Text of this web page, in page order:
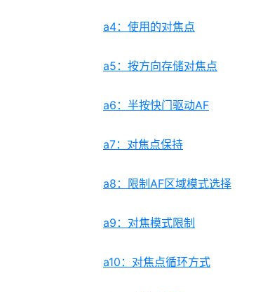
a4：使用的对焦点
a5：按方向存储对焦点
a6：半按快门驱动AF
a7：对焦点保持
a8：限制AF区域模式选择
a9：对焦模式限制
a10：对焦点循环方式